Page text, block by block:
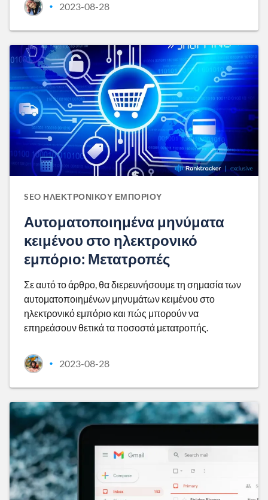
• 2023-08-28
SEO ΗΛΕΚΤΡΟΝΙΚΟΎ ΕΜΠΟΡΊΟΥ
Αυτοματοποιημένα μηνύματα
κειμένου στο ηλεκτρονικό
εμπόριο: Μετατροπές
Σε αυτό το άρθρο, θα διερευνήσουμε τη σημασία των
αυτοματοποιημένων μηνυμάτων κειμένου στο
ηλεκτρονικό εμπόριο και πώς μπορούν να
επηρεάσουν θετικά τα ποσοστά μετατροπής.
• 2023-08-28